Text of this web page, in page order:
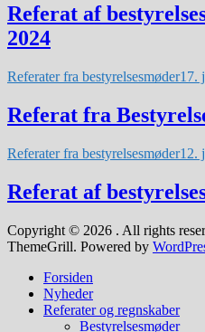
Referat af
2024
Referater fra bestyrelsesmøder17.
Referat fra
Referater fra bestyrelsesmøder12.
Referat af
Copyright © 2026 . All rights
ThemeGrill. Powered by
Forsiden
Nyheder
Referater og regnskaber
Bestyrelsesmøder